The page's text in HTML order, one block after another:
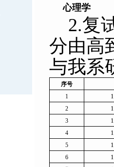
心理学
2.复
分由高
与我系
序号
1
2
3
4
5
6